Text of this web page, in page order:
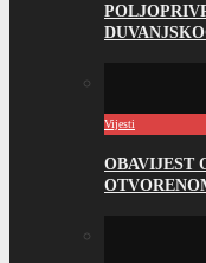
Vijesti
OBAVIJEST